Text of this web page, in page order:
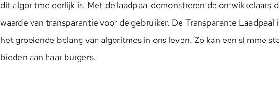
dit algoritme eerlijk is. Met de laadpaal demonstreren de ontwikkelaars
waarde van transparantie voor de gebruiker. De Transparante Laadpaal
het groeiende belang van algoritmes in ons leven. Zo kan een slimme
bieden aan haar burgers.